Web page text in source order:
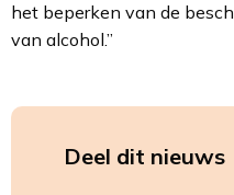
het beperken van de
van alcohol.”
Deel dit nieuws